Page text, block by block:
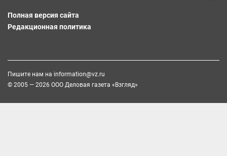
Полная версия сайта
Редакционная политика
Пишите нам на information@vz.ru
© 2005 — 2026 ООО Деловая газета «Взгляд»